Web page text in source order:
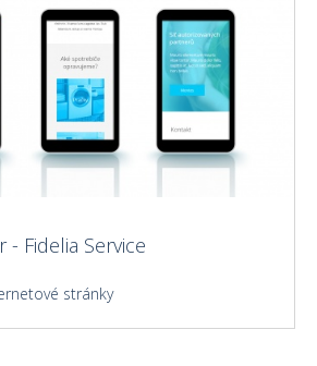
- Fidelia Service
stránky